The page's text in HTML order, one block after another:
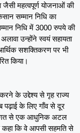
जैसी महत्वपूर्ण योजनाओं की
सम्मान निधि का
निधि में 3000 रुपये की
उन्होंने स्वयं सहायता
सशक्तिकरण पर भी
किया।
के उद्देश्य से गृह राज्य
पढ़ाई के लिए गाँव से दूर
से एक आधुनिक अटल
कहा कि वे आपसी सहमति से